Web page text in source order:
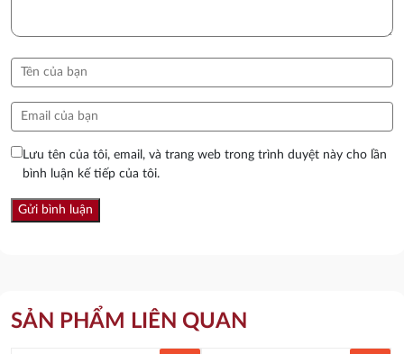
Lưu tên của tôi, email, và trang web trong trình duyệt này cho lần
bình luận kế tiếp của tôi.
SẢN PHẨM LIÊN QUAN